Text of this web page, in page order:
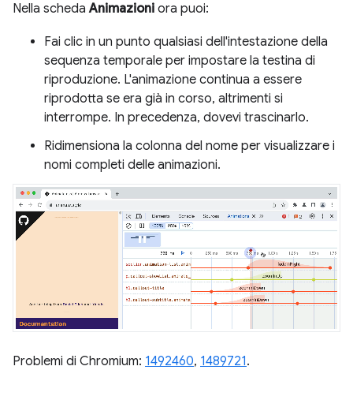
Nella schedaAnimazioni ora puoi:
Fai clic in un punto qualsiasi dell'intestazione della
sequenza temporale per impostare la testina di
riproduzione. L'animazione continua a essere
riprodotta se era già in corso, altrimenti si
interrompe. In precedenza, dovevi trascinarlo.
Ridimensiona la colonna del nome per visualizzare i
nomi completi delle animazioni.
Problemi di Chromium: 1492460, 1489721.